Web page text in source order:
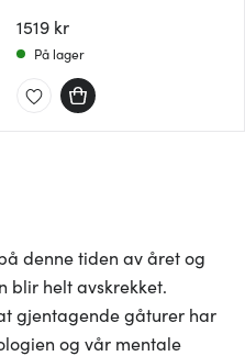
1519 kr
På lager
denne tiden av året og
blir helt avskrekket.
gjentagende gåturer har
og vår mentale